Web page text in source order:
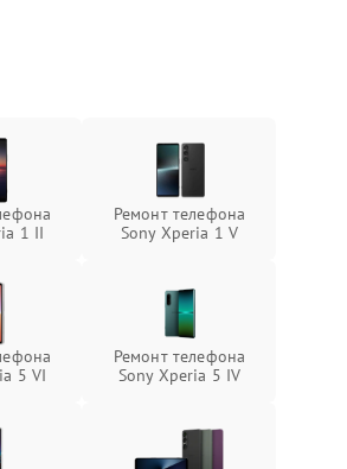
1 II
Ремонт телефона
Sony Xperia 1 V
5 VI
Ремонт телефона
Sony Xperia 5 IV